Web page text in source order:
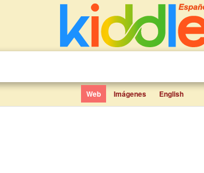
Web Imágenes English